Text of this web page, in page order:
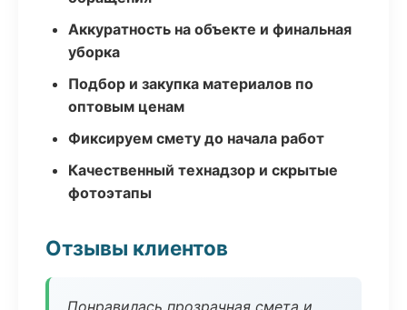
Аккуратность на объекте и финальная
уборка
Подбор и закупка материалов по
оптовым ценам
Фиксируем смету до начала работ
Качественный технадзор и скрытые
фотоэтапы
Отзывы клиентов
Понравилась прозрачная смета и